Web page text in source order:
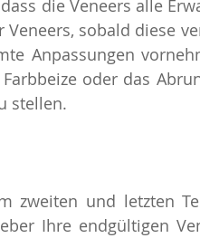
die Veneers alle
sobald diese
Anpassungen
oder das
stellen.
zweiten und letzten
Ihre endgültigen